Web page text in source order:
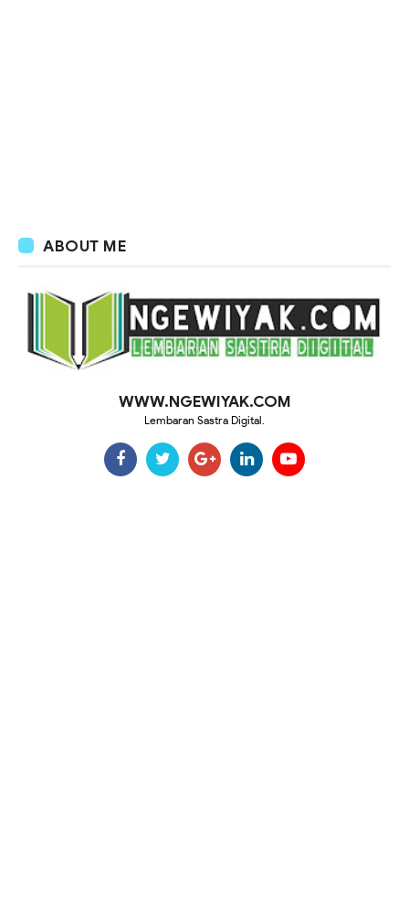
ABOUT ME
WWW.NGEWIYAK.COM
Lembaran Sastra Digital.